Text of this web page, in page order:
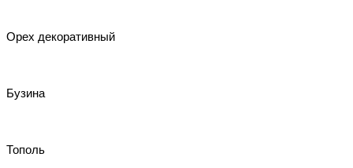
Орех декоративный
Бузина
Тополь